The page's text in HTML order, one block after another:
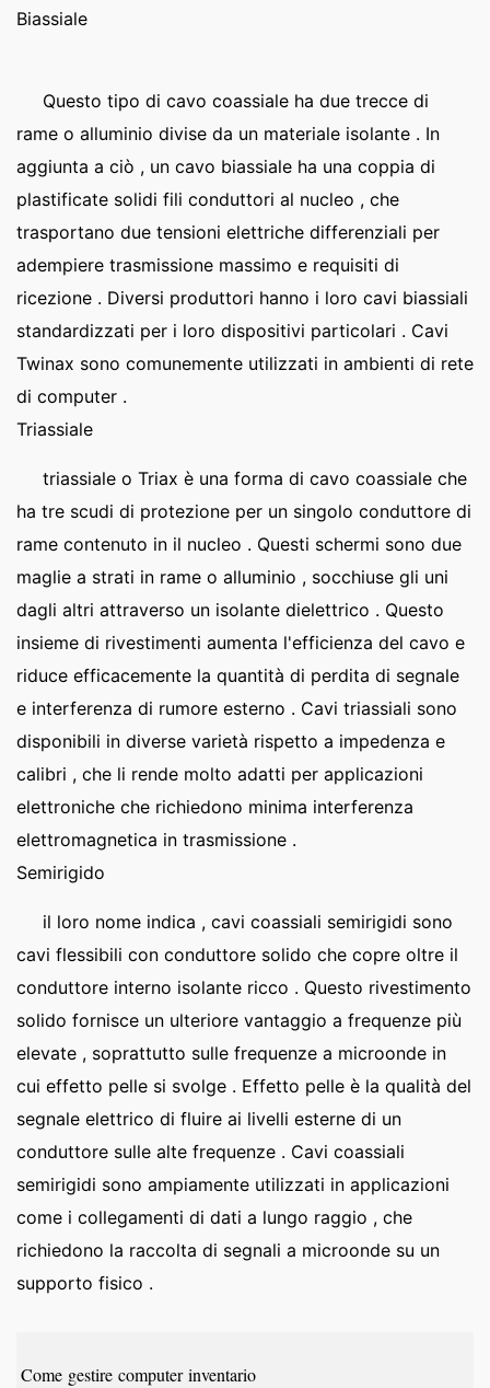
Biassiale
Questo tipo di cavo coassiale ha due trecce di
rame o alluminio divise da un materiale isolante . In
aggiunta a ciò , un cavo biassiale ha una coppia di
plastificate solidi fili conduttori al nucleo , che
trasportano due tensioni elettriche differenziali per
adempiere trasmissione massimo e requisiti di
ricezione . Diversi produttori hanno i loro cavi biassiali
standardizzati per i loro dispositivi particolari . Cavi
Twinax sono comunemente utilizzati in ambienti di rete
di computer .
Triassiale
triassiale o Triax è una forma di cavo coassiale che
ha tre scudi di protezione per un singolo conduttore di
rame contenuto in il nucleo . Questi schermi sono due
maglie a strati in rame o alluminio , socchiuse gli uni
dagli altri attraverso un isolante dielettrico . Questo
insieme di rivestimenti aumenta l'efficienza del cavo e
riduce efficacemente la quantità di perdita di segnale
e interferenza di rumore esterno . Cavi triassiali sono
disponibili in diverse varietà rispetto a impedenza e
calibri , che li rende molto adatti per applicazioni
elettroniche che richiedono minima interferenza
elettromagnetica in trasmissione .
Semirigido
il loro nome indica , cavi coassiali semirigidi sono
cavi flessibili con conduttore solido che copre oltre il
conduttore interno isolante ricco . Questo rivestimento
solido fornisce un ulteriore vantaggio a frequenze più
elevate , soprattutto sulle frequenze a microonde in
cui effetto pelle si svolge . Effetto pelle è la qualità del
segnale elettrico di fluire ai livelli esterne di un
conduttore sulle alte frequenze . Cavi coassiali
semirigidi sono ampiamente utilizzati in applicazioni
come i collegamenti di dati a lungo raggio , che
richiedono la raccolta di segnali a microonde su un
supporto fisico .
Come gestire computer inventario